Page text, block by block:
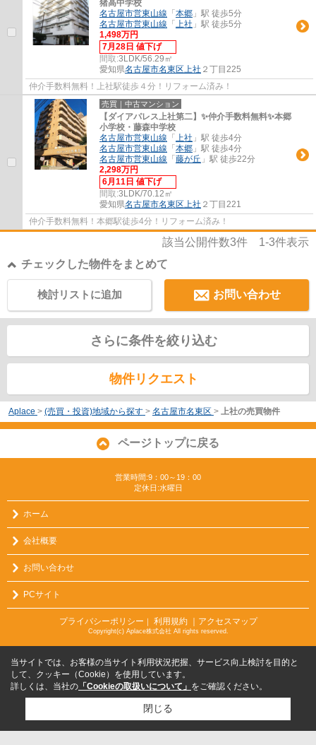
猪高中学校
名古屋市営東山線 「 本郷 」駅 徒歩5分
名古屋市営東山線 「 上社 」駅 徒歩5分
1,498万円
7月28日 値下げ
間取:3LDK/56.29㎡
愛知県名古屋市名東区上社 ２丁目225
仲介手数料無料！上社駅徒歩４分！リフォーム済み！
売買｜中古マンション
【ダイアパレス上社第二】✨️仲介手数料無料✨️本郷
小学校・藤森中学校
名古屋市営東山線 「 上社 」駅 徒歩4分
名古屋市営東山線 「 本郷 」駅 徒歩4分
名古屋市営東山線 「 藤が丘 」駅 徒歩22分
2,298万円
6月11日 値下げ
間取:3LDK/70.12㎡
愛知県名古屋市名東区上社 ２丁目221
仲介手数料無料！本郷駅徒歩4分！リフォーム済み！
該当公開件数3件 1-3件表示
チェックした物件をまとめて
お問い合わせ
検討リストに追加
さらに条件を絞り込む
物件リクエスト
Aplace > (売買・投資)地域から探す > 名古屋市名東区 > 上社の売買物件
ページトップに戻る
営業時間:9：00～19：00
定休日:水曜日
ホーム
会社概要
お問い合わせ
PCサイト
プライバシーポリシー ｜ 利用規約 ｜アクセスマップ
Copyright(c) Aplace株式会社 All rights reserved.
当サイトでは、お客様の当サイト利用状況把握、サービス向上検討を目的と
して、クッキー（Cookie）を使用しています。
詳しくは、当社の 「Cookieの取扱いについて」 をご確認ください。
閉じる